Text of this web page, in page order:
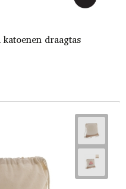
draagtas